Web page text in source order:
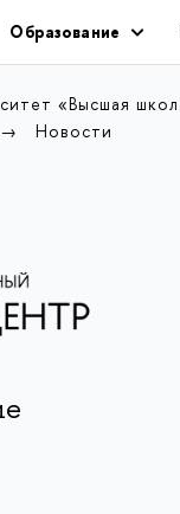
Образование
«Высшая
Новости